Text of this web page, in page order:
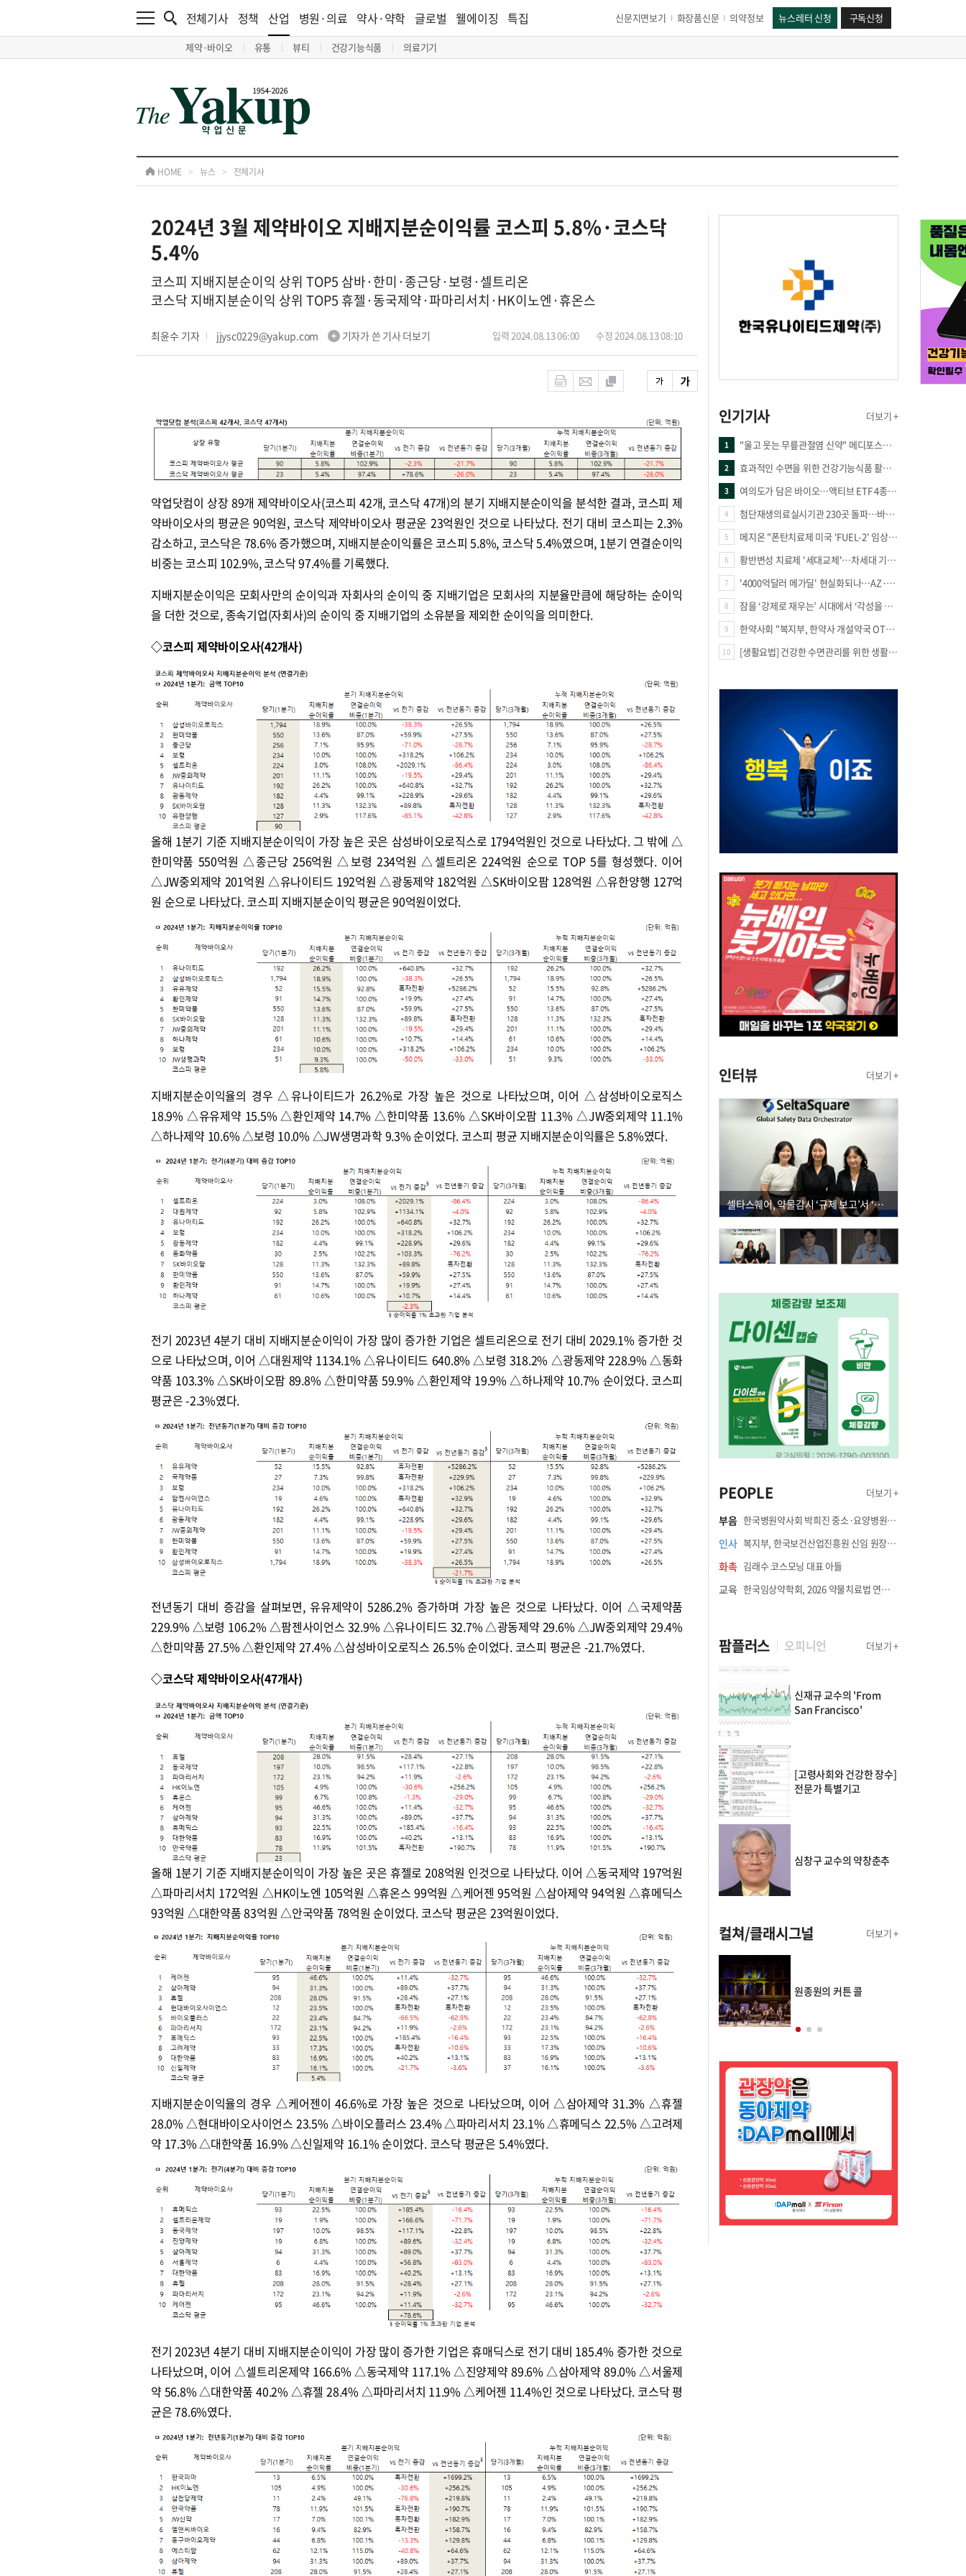
전체기사 정책 산업
제약·바이오 유통 뷰티 건강기능식품 의료기기
병원·의료 약사·약학 글로벌 웰에이징 특집 신문지면보기 화장품신문 의약정보 뉴스레터 신청 구독신청
HOME > 뉴스 > 전체기사
2024년 3월 제약바이오 지배지분순이익률 코스피 5.8%·코스닥
5.4%
코스피 지배지분순이익 상위 TOP5 삼바·한미·종근당·보령·셀트리온
코스닥 지배지분순이익 상위 TOP5 휴젤·동국제약·파마리서치·HK이노엔·휴온스
최윤수 기자 jjysc0229@yakup.com 기자가 쓴 기사 더보기 입력 2024.08.13 06:00 수정 2024.08.13 08:10
약업닷컴이 상장 89개 제약바이오사(코스피 42개, 코스닥 47개)의 분기 지배지분순이익을 분석한 결과, 코스피 제
약바이오사의 평균은 90억원, 코스닥 제약바이오사 평균운 23억원인 것으로 나타났다. 전기 대비 코스피는 2.3%
감소하고, 코스닥은 78.6% 증가했으며, 지배지분순이익률은 코스피 5.8%, 코스닥 5.4%였으며, 1분기 연결순이익
비중는 코스피 102.9%, 코스닥 97.4%를 기록했다.
지배지분순이익은 모회사만의 순이익과 자회사의 순이익 중 지배기업은 모회사의 지분율만큼에 해당하는 순이익
을 더한 것으로, 종속기업(자회사)의 순이익 중 지배기업의 소유분을 제외한 순이익을 의미한다.
◇코스피 제약바이오사(42개사)
올해 1분기 기준 지배지분순이익이 가장 높은 곳은 삼성바이오로직스로 1794억원인 것으로 나타났다. 그 밖에 △
한미약품 550억원 △종근당 256억원 △보령 234억원 △셀트리온 224억원 순으로 TOP 5를 형성했다. 이어
△JW중외제약 201억원 △유나이티드 192억원 △광동제약 182억원 △SK바이오팜 128억원 △유한양행 127억
원 순으로 나타났다. 코스피 지배지분순이익 평균은 90억원이었다.
지배지분순이익율의 경우 △유나이티드가 26.2%로 가장 높은 것으로 나타났으며, 이어 △삼성바이오로직스
18.9% △유유제약 15.5% △환인제약 14.7% △한미약품 13.6% △SK바이오팜 11.3% △JW중외제약 11.1%
△하나제약 10.6% △보령 10.0% △JW생명과학 9.3% 순이었다. 코스피 평균 지배지분순이익률은 5.8%였다.
전기 2023년 4분기 대비 지배지분순이익이 가장 많이 증가한 기업은 셀트리온으로 전기 대비 2029.1% 증가한 것
으로 나타났으며, 이어 △대원제약 1134.1% △유나이티드 640.8% △보령 318.2% △광동제약 228.9% △동화
약품 103.3% △SK바이오팜 89.8% △한미약품 59.9% △환인제약 19.9% △하나제약 10.7% 순이었다. 코스피
평균은 -2.3%였다.
전년동기 대비 증감을 살펴보면, 유유제약이 5286.2% 증가하며 가장 높은 것으로 나타났다. 이어 △국제약품
229.9% △보령 106.2% △팜젠사이언스 32.9% △유나이티드 32.7% △광동제약 29.6% △JW중외제약 29.4%
△한미약품 27.5% △환인제약 27.4% △삼성바이오로직스 26.5% 순이었다. 코스피 평균은 -21.7%였다.
◇코스닥 제약바이오사(47개사)
올해 1분기 기준 지배지분순이익이 가장 높은 곳은 휴젤로 208억원 인것으로 나타났다. 이어 △동국제약 197억원
△파마리서치 172억원 △HK이노엔 105억원 △휴온스 99억원 △케어젠 95억원 △삼아제약 94억원 △휴메딕스
93억원 △대한약품 83억원 △안국약품 78억원 순이었다. 코스닥 평균은 23억원이었다.
지배지분순이익율의 경우 △케어젠이 46.6%로 가장 높은 것으로 나타났으며, 이어 △삼아제약 31.3% △휴젤
28.0% △현대바이오사이언스 23.5% △바이오플러스 23.4% △파마리서치 23.1% △휴메딕스 22.5% △고려제
약 17.3% △대한약품 16.9% △신일제약 16.1% 순이었다. 코스닥 평균은 5.4%였다.
전기 2023년 4분기 대비 지배지분순이익이 가장 많이 증가한 기업은 휴매딕스로 전기 대비 185.4% 증가한 것으로
나타났으며, 이어 △셀트리온제약 166.6% △동국제약 117.1% △진양제약 89.6% △삼아제약 89.0% △서울제
약 56.8% △대한약품 40.2% △휴젤 28.4% △파마리서치 11.9% △케어젠 11.4%인 것으로 나타났다. 코스닥 평
균은 78.6%였다.
인기기사 더보기 +
1 "울고 웃는 무릎관절염 신약" 메디포스트·강스템·네이처셀 전진, 코오롱티슈진 반전 과제
2 효과적인 수면을 위한 건강기능식품 활용법
3 여의도가 담은 바이오…액티브 ETF 4종의 선택은
4 첨단재생의료실시기관 230곳 돌파…바이오 새 시장 꿈틀
5 메지온 "폰탄치료제 미국 'FUEL-2' 임상 프로토콜 영국 승인"
6 황반변성 치료제 '세대교체'…차세대 기전 경쟁 본격화
7 '4000억달러 메가딜' 현실화되나…AZ·BMS 합병설에 글로벌 제약업계 촉각
8 잠을 ‘강제로 재우는’ 시대에서 ‘각성을 낮추는’ 시대로
9 한약사회 "복지부, 한약사 개설약국 OTC 공급 방해 더는 방관 말아야"
10 [생활요법] 건강한 수면관리를 위한 생활요법
인터뷰 더보기 +
셀타스퀘어, 약물감시 ‘규제 보고’서 ‘데이터 의사결정’으로 "PVX 전환 요구 커진다"
PEOPLE 더보기 +
부음 한국병원약사회 박희진 중소·요양병원이사(충청북도 청주의료원 약제팀장) 부친상
인사 복지부, 한국보건산업진흥원 신임 원장에 고상백 교수 임명
화촉 김래수 코스모닝 대표 아들
교육 한국임상약학회, 2026 약물치료법 연수강좌 8월 21일 개최
팜플러스 오피니언 더보기 +
신재규 교수의 'From
San Francisco'
[고령사회와 건강한 장수]
전문가 특별기고
심창구 교수의 약창춘추
컬쳐/클래시그널 더보기 +
원종원의 커튼 콜 안현정의 컬쳐포커스 박병준의 클래스토리 원종원의 커튼 콜